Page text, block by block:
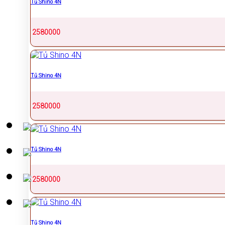
Tủ Shino 4N
2580000
Tủ Shino 4N
2580000
Tủ Shino 4N
2580000
Tủ Shino 4N